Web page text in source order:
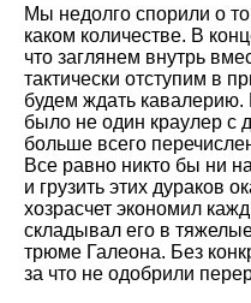
Мы недолго спорили о
каком количестве. В
что заглянем внутрь
тактически отступим в
будем ждать кавалерию.
было не один краулер с
больше всего
Все равно никто бы ни
и грузить этих дураков
хозрасчет экономил
складывал его в
трюме Галеона. Без
за что не одобрили